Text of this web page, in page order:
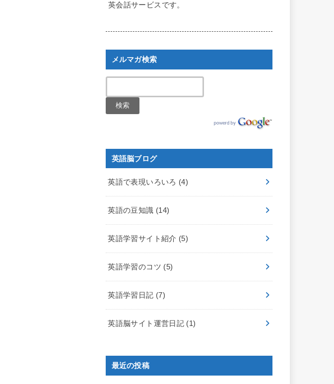
英会話サービスです。
メルマガ検索
英語脳ブログ
英語で表現いろいろ (4)
英語の豆知識 (14)
英語学習サイト紹介 (5)
英語学習のコツ (5)
英語学習日記 (7)
英語脳サイト運営日記 (1)
最近の投稿